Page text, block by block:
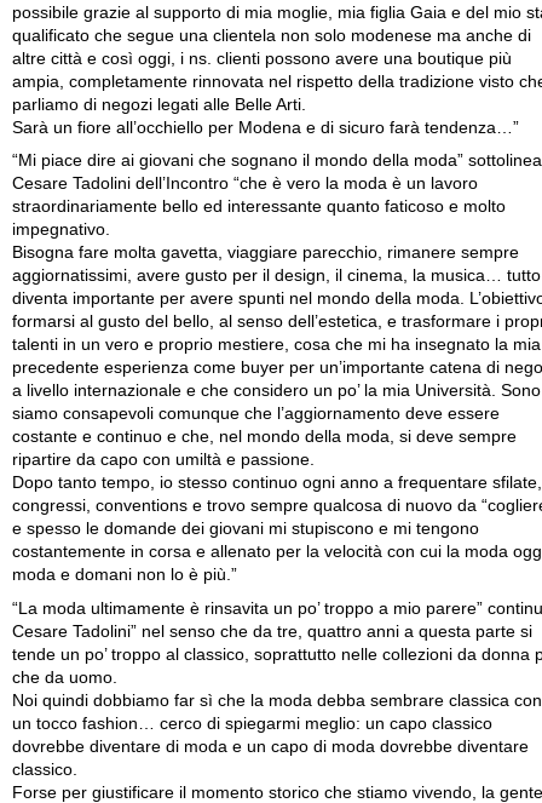
possibile grazie al supporto di mia moglie, mia figlia Gaia e del mio
qualificato che segue una clientela non solo modenese ma anche di
altre città e così oggi, i ns. clienti possono avere una boutique più
ampia, completamente rinnovata nel rispetto della tradizione visto
parliamo di negozi legati alle Belle Arti.
Sarà un fiore all’occhiello per Modena e di sicuro farà tendenza…”
“Mi piace dire ai giovani che sognano il mondo della moda” sottolinea
Cesare Tadolini dell’Incontro “che è vero la moda è un lavoro
straordinariamente bello ed interessante quanto faticoso e molto
impegnativo.
Bisogna fare molta gavetta, viaggiare parecchio, rimanere sempre
aggiornatissimi, avere gusto per il design, il cinema, la musica… tutto
diventa importante per avere spunti nel mondo della moda.
formarsi al gusto del bello, al senso dell’estetica, e trasformare i
talenti in un vero e proprio mestiere, cosa che mi ha insegnato la mia
precedente esperienza come buyer per un’importante catena di
a livello internazionale e che considero un po’ la mia Università.
siamo consapevoli comunque che l’aggiornamento deve essere
costante e continuo e che, nel mondo della moda, si deve sempre
ripartire da capo con umiltà e passione.
Dopo tanto tempo, io stesso continuo ogni anno a frequentare sfilate,
congressi, conventions e trovo sempre qualcosa di nuovo da
e spesso le domande dei giovani mi stupiscono e mi tengono
costantemente in corsa e allenato per la velocità con cui la moda
moda e domani non lo è più.”
“La moda ultimamente è rinsavita un po’ troppo a mio parere”
Cesare Tadolini” nel senso che da tre, quattro anni a questa parte si
tende un po’ troppo al classico, soprattutto nelle collezioni da donna
che da uomo.
Noi quindi dobbiamo far sì che la moda debba sembrare classica con
un tocco fashion… cerco di spiegarmi meglio: un capo classico
dovrebbe diventare di moda e un capo di moda dovrebbe diventare
classico.
Forse per giustificare il momento storico che stiamo vivendo, la